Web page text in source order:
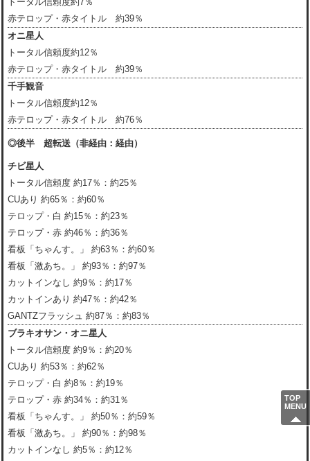
赤テロップ・赤タイトル 約39％
オニ星人
トータル信頼度約12％
赤テロップ・赤タイトル 約39％
千手観音
トータル信頼度約12％
赤テロップ・赤タイトル 約76％
◎後半 超転送（非経由：経由）
チビ星人
トータル信頼度 約17％：約25％
CUあり 約65％：約60％
テロップ・白 約15％：約23％
テロップ・赤 約46％：約36％
看板「ちゃんす。」 約63％：約60％
看板「激あち。」 約93％：約97％
カットインなし 約9％：約17％
カットインあり 約47％：約42％
GANTZフラッシュ 約87％：約83％
ブラキオサン・オニ星人
トータル信頼度 約9％：約20％
CUあり 約53％：約62％
テロップ・白 約8％：約19％
テロップ・赤 約34％：約31％
看板「ちゃんす。」 約50％：約59％
看板「激あち。」 約90％：約98％
カットインなし 約5％：約12％
TOP
MENU